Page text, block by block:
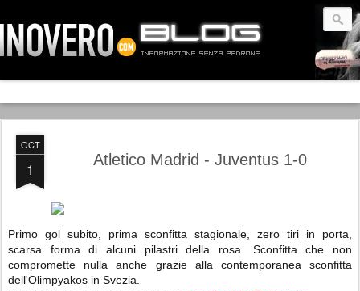
OCT
1 Atletico Madrid - Juventus 1-0
Primo gol subito, prima sconfitta stagionale, zero tiri in porta,
scarsa forma di alcuni pilastri della rosa. Sconfitta che non
compromette nulla anche grazie alla contemporanea sconfitta
dell'Olimpyakos in Svezia.